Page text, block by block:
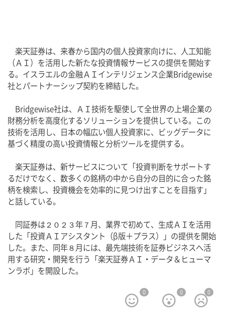
楽天証券は、来春から国内の個人投資家向けに、人工知能
（ＡＩ）を活用した新たな投資情報サービスの提供を開始す
る。イスラエルの金融ＡＩインテリジェンス企業Bridgewise
社とパートナーシップ契約を締結した。
Bridgewise社は、ＡＩ技術を駆使して全世界の上場企業の
財務分析を高度化するソリューションを提供している。この
技術を活用し、日本の幅広い個人投資家に、ビッグデータに
基づく精度の高い投資情報と分析ツールを提供する。
楽天証券は、新サービスについて「投資判断をサポートす
るだけでなく、数多くの銘柄の中から自分の目的に合った銘
柄を検索し、投資機会を効率的に見つけ出すことを目指す」
と話している。
同証券は２０２３年７月、業界で初めて、生成ＡＩを活用
した「投資ＡＩアシスタント（β版＋プラス）」の提供を開始
した。また、同年８月には、最先端技術を証券ビジネスへ活
用する研究・開発を行う「楽天証券ＡＩ・データ＆ヒューマ
ンラボ」を開設した。
0 0 0